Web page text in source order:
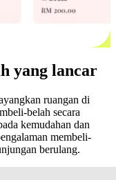
yang lancar
ruangan di
belah secara
kemudahan dan
membeli-
berulang.